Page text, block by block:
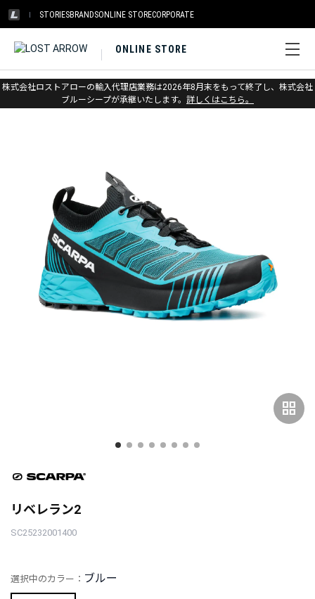
STORIESBRANDSONLINE STORECORPORATE
ONLINE STORE
株式会社ロストアローの輸入代理店業務は2026年8月末をもって終了し、株式会社
ブルーシープが承継いたします。 詳しくはこちら。
ホーム > スカルパ > トレイルランニング
grid_view
リベレラン2
SC25232001400
選択中のカラー： ブルー